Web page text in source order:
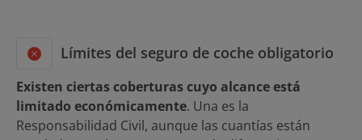
Límites del seguro de coche obligatorio
Existen ciertas coberturas cuyo alcance está
limitado económicamente. Una es la
Responsabilidad Civil, aunque las cuantías están